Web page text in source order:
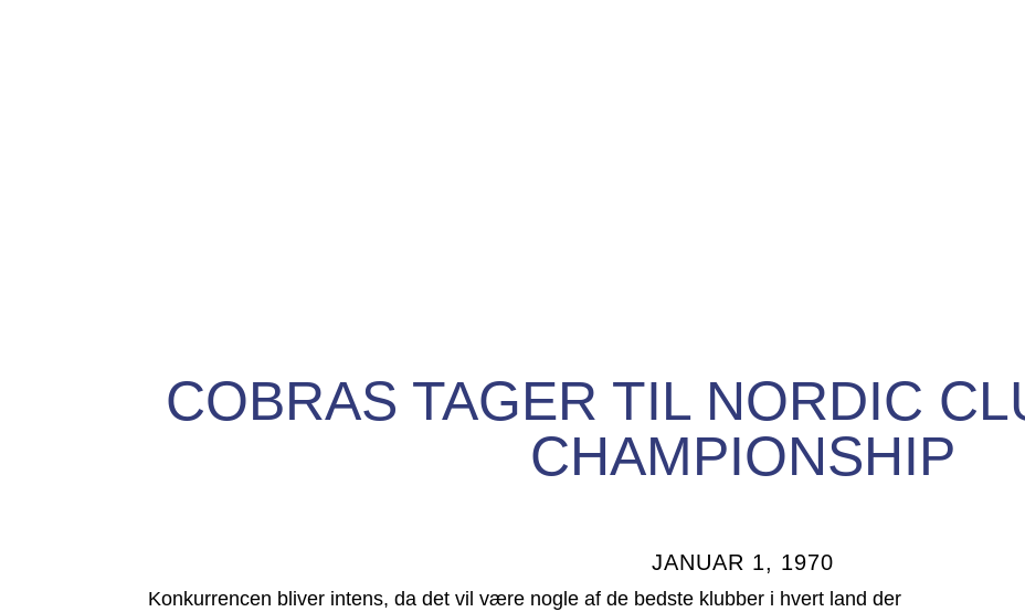
COBRAS TAGER TIL NORDIC
CHAMPIONSHIP
JANUAR 1, 1970
Konkurrencen bliver intens, da det vil være nogle af de bedste klubber i hvert land der